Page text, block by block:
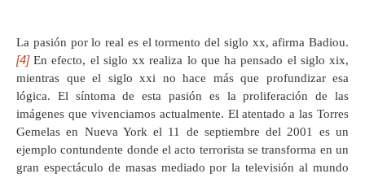
La pasión por lo real es el tormento del siglo xx, afirma Badiou.
[4]En efecto, el siglo xx realiza lo que ha pensado el siglo xix,
mientras que el siglo xxi no hace más que profundizar esa
lógica. El síntoma de esta pasión es la proliferación de las
imágenes que vivenciamos actualmente. El atentado a las Torres
Gemelas en Nueva York el 11 de septiembre del 2001 es un
ejemplo contundente donde el acto terrorista se transforma en un
gran espectáculo de masas mediado por la televisión al mundo